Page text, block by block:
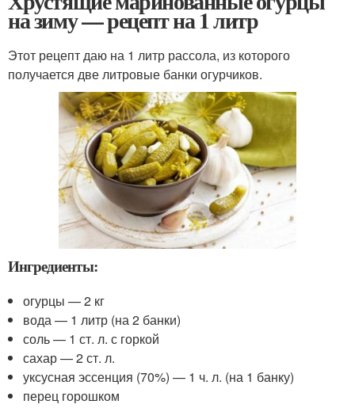
на зиму — рецепт на 1 литр
Этот рецепт даю на 1 литр рассола, из которого
получается две литровые банки огурчиков.
Ингредиенты:
огурцы — 2 кг
вода — 1 литр (на 2 банки)
соль — 1 ст. л. с горкой
сахар — 2 ст. л.
уксусная эссенция (70%) — 1 ч. л. (на 1 банку)
перец горошком